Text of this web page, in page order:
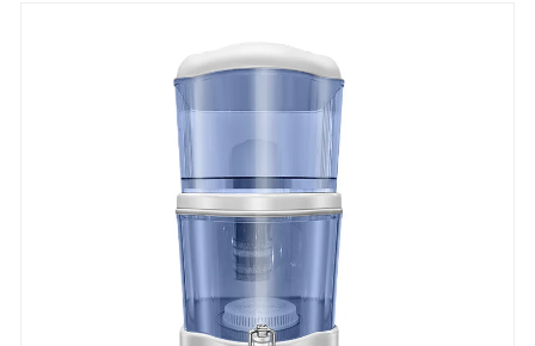
воды с улучшенным вкусом и стабильной
производительностью.